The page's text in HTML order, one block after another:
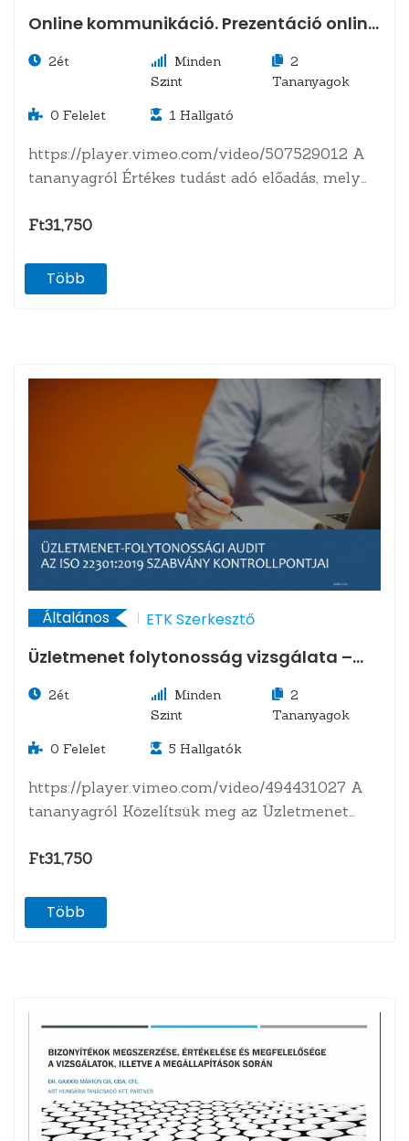
Online kommunikáció. Prezentáció online
2ét
Minden
Szint
2
Tananyagok
0 Felelet 1 Hallgató
https://player.vimeo.com/video/507529012 A
tananyagról Értékes tudást adó előadás, mely
az online…
Ft31,750
Több
Általános ETK Szerkesztő
Üzletmenet folytonosság vizsgálata –
2ét
Minden
Szint
2
Tananyagok
0 Felelet 5 Hallgatók
https://player.vimeo.com/video/494431027 A
tananyagról Közelítsük meg az Üzletmenet
hogyan viszonyul hozzá a…
Ft31,750
Több